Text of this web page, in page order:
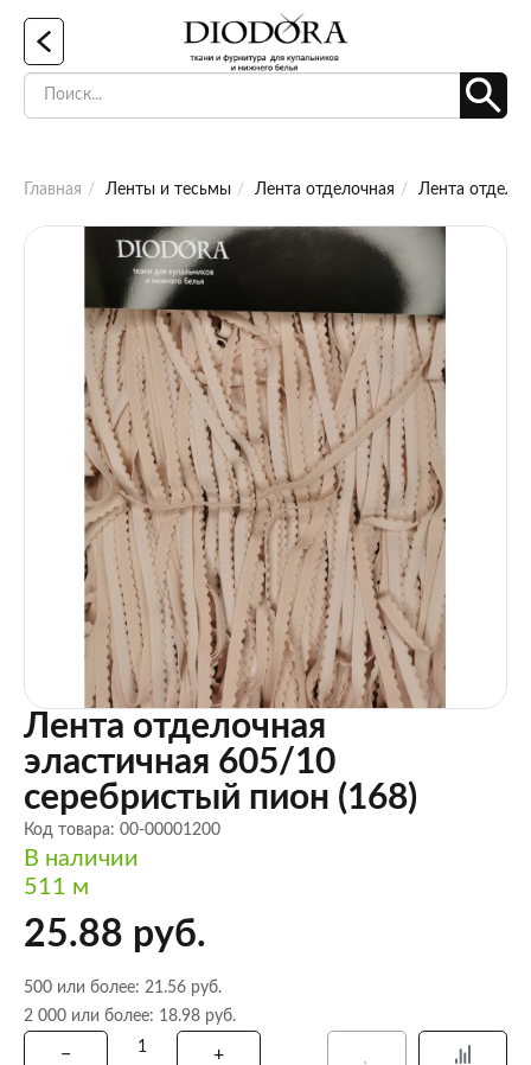
Главная Ленты и тесьмы Лента отделочная Лента
Лента отделочная
эластичная 605/10
серебристый пион (168)
Код товара: 00-00001200
В наличии
511 м
25.88 руб.
500 или более: 21.56 руб.
2 000 или более: 18.98 руб.